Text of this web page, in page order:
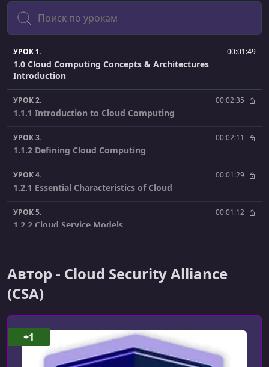
Поиск
УРОК 1. 00:01:49
1.0 Cloud Computing Concepts & Architectures
Introduction
УРОК 2. 00:02:35
1.1.1 Introduction to Cloud Computing
УРОК 3. 00:02:11
1.1.2 Defining Cloud Computing
УРОК 4. 00:01:29
1.2.1 Essential Characteristics of Cloud
УРОК 5. 00:01:12
1.2.2 Cloud Service Models
УРОК 7.
1.3.1 Reference & Architecture Models
1.3.2 Infrastructure as a Service
00:02:00
Автор - Cloud Security Alliance
(CSA)
+1